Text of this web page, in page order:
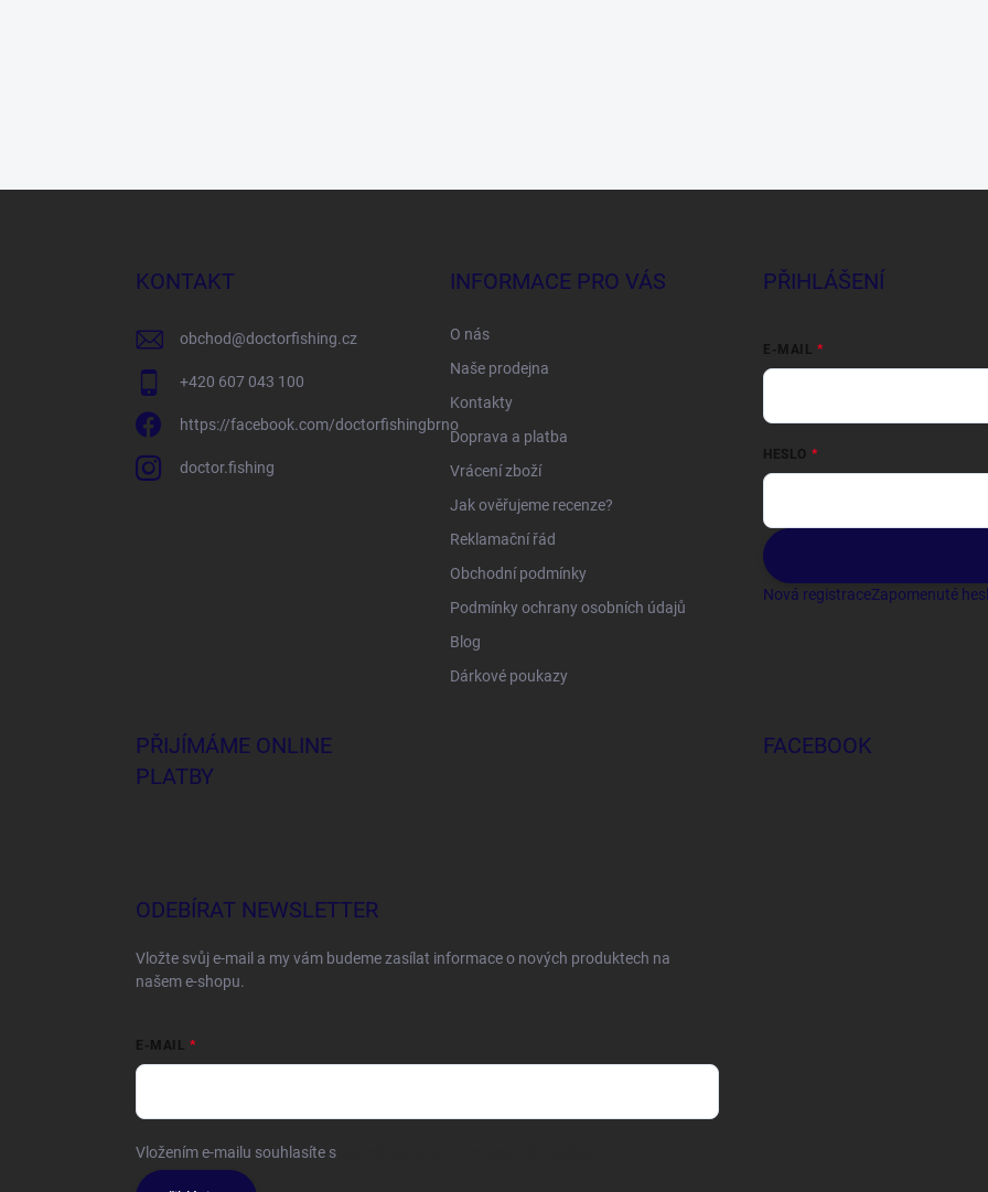
KONTAKT
obchod@doctorfishing.cz
+420 607 043 100
https://facebook.com/doctorfishingbrno
doctor.fishing
INFORMACE PRO VÁS
O nás
Naše prodejna
Kontakty
Doprava a platba
Vrácení zboží
Jak ověřujeme recenze?
Reklamační řád
Obchodní podmínky
Podmínky ochrany osobních údajů
Blog
Dárkové poukazy
PŘIHLÁŠENÍ
E-MAIL
HESLO
Nová registraceZapomenuté
PŘIJÍMÁME ONLINE
PLATBY
FACEBOOK
ODEBÍRAT NEWSLETTER
Vložte svůj e-mail a my vám budeme zasílat informace o nových produktech na
našem e-shopu.
E-MAIL
Vložením e-mailu souhlasíte s